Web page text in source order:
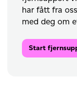
har fått fra
med deg om
Start